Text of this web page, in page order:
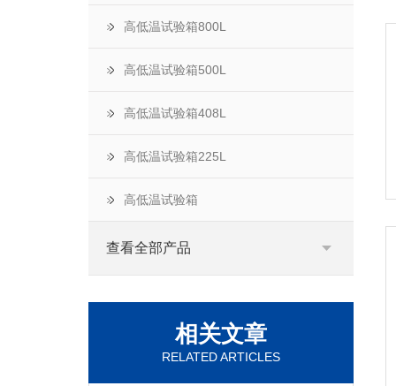
高低温试验箱800L
高低温试验箱500L
高低温试验箱408L
高低温试验箱225L
高低温试验箱
查看全部产品
相关文章
RELATED ARTICLES